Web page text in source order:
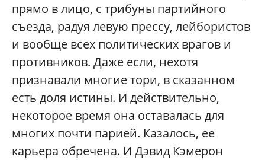
прямо в лицо, с трибуны партийного
съезда, радуя левую прессу, лейбористов
и вообще всех политических врагов и
противников. Даже если, нехотя
признавали многие тори, в сказанном
есть доля истины. И действительно,
некоторое время она оставалась для
многих почти парией. Казалось, ее
карьера обречена. И Дэвид Кэмерон